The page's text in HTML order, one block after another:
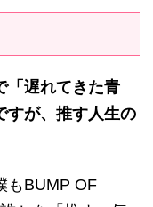
遅れてきた青
すが、推す人生の
もBUMP OF